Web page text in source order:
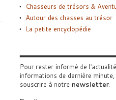
Chasseurs de trésors &
Autour des chasses au trésor
La petite encyclopédie
Pour rester informé de
informations de dernière
souscrire à notre newsletter.